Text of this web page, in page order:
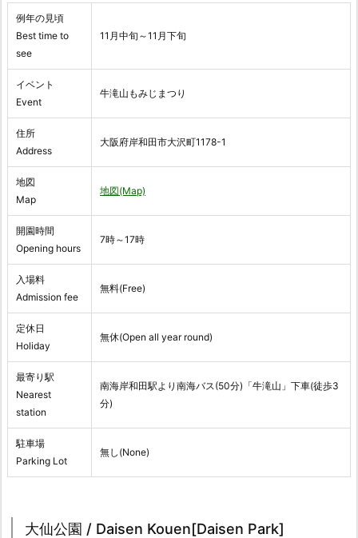
例年の見頃
Best time to
see
11月中旬～11月下旬
イベント
Event
牛滝山もみじまつり
住所
Address
大阪府岸和田市大沢町1178-1
地図
Map
地図(Map)
開園時間
Opening hours
7時～17時
入場料
Admission fee
無料(Free)
定休日
Holiday
無休(Open all year round)
最寄り駅
Nearest
station
南海岸和田駅より南海バス(50分)「牛滝山」下車(徒歩3
分)
駐車場
Parking Lot
無し(None)
大仙公園 / Daisen Kouen[Daisen Park]